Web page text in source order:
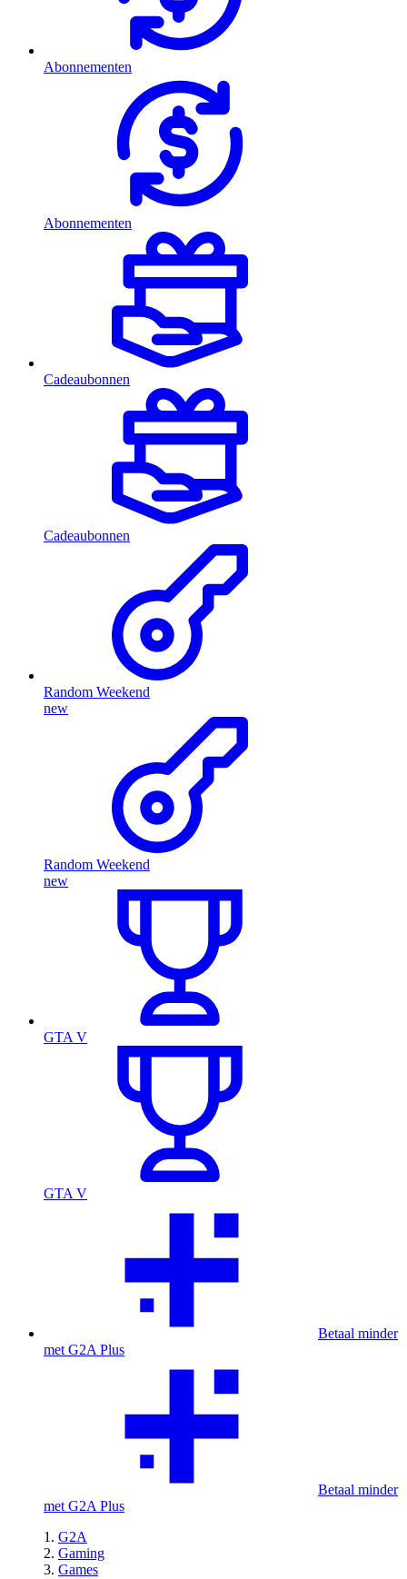
Abonnementen
Abonnementen
Cadeaubonnen
Cadeaubonnen
Random Weekend
new
Random Weekend
new
GTA V
GTA V
Betaal minder
met G2A Plus
Betaal minder
met G2A Plus
G2A
Gaming
Games